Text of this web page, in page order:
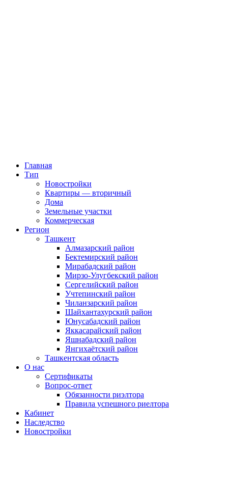
Главная
Тип
Новостройки
Квартиры — вторичный
Дома
Земельные участки
Коммерческая
Регион
Ташкент
Алмазарский район
Бектемирский район
Мирабадский район
Мирзо-Улугбекский район
Сергелийский район
Учтепинский район
Чиланзарский район
Шайхантахурский район
Юнусабадский район
Яккасарайский район
Яшнабадский район
Янгихаётский район
Ташкентская область
О нас
Сертификаты
Вопрос-ответ
Обязанности риэлтора
Правила успешного риелтора
Кабинет
Наследство
Новостройки